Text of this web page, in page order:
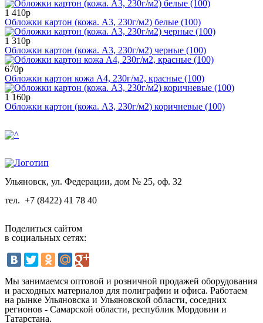
1 410р
Обложки картон (кожа. А3, 230г/м2) белые (100)
1 310р
Обложки картон (кожа. А3, 230г/м2) черные (100)
670р
Обложки картон кожа А4, 230г/м2, красные (100)
1 160р
Обложки картон (кожа. А3, 230г/м2) коричневые (100)
Ульяновск, ул. Федерации, дом № 25, оф. 32
тел. +7 (8422) 41 78 40
Поделиться сайтом
в социальных сетях:
Мы занимаемся оптовой и розничной продажей оборудования
и расходных материалов для полиграфии и офиса. Работаем
на рынке Ульяновска и Ульяновской области, соседних
регионов - Самарской области, республик Мордовии и
Татарстана.